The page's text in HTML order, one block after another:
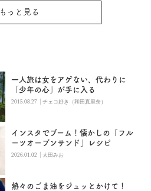
もっと見る
一人旅は女をアゲない、代わりに
「少年の心」が手に入る
2015.08.27 |チェコ好き（和田真里奈）
インスタでブーム！懐かしの「フル
ーツオープンサンド」レシピ
2026.01.02 |太田みお
熱々のごま油をジュッとかけて！